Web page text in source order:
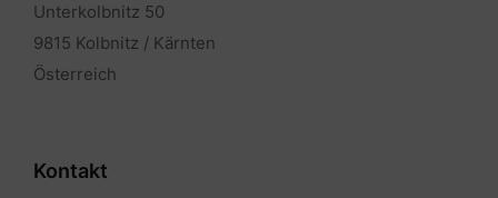
Unterkolbnitz 50
9815 Kolbnitz / Kärnten
Österreich
Kontakt